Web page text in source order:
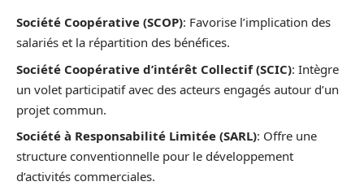
Société Coopérative (SCOP): Favorise l’implication des
salariés et la répartition des bénéfices.
Société Coopérative d’intérêt Collectif (SCIC): Intègre
un volet participatif avec des acteurs engagés autour d’un
projet commun.
Société à Responsabilité Limitée (SARL): Offre une
structure conventionnelle pour le développement
d’activités commerciales.